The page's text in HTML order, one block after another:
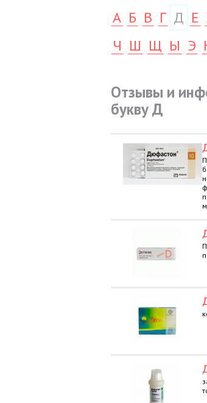
А Б В Г Д Е
Ч Ш Щ Ы Э
Отзывы и
букву Д